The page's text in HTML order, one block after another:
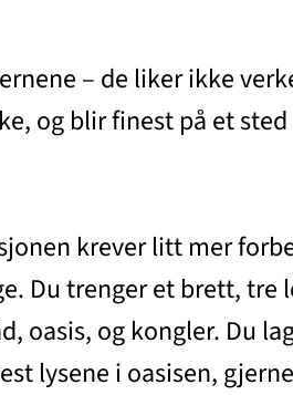
– de liker ikke
og blir finest på et
krever litt mer
Du trenger et brett, tre
oasis, og kongler. Du
lysene i oasisen,